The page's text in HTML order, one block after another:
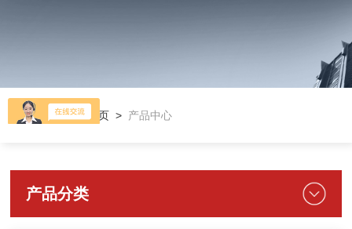
当前位置： 首页 > 产品中心
产品分类